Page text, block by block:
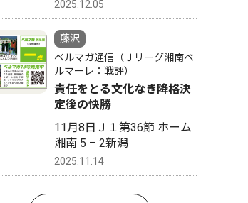
2025.12.05
藤沢
ベルマガ通信（Ｊリーグ湘南ベ
ルマーレ：戦評）
責任をとる文化なき降格決
定後の快勝
11月8日Ｊ１第36節 ホーム
湘南 5 – 2新潟
2025.11.14